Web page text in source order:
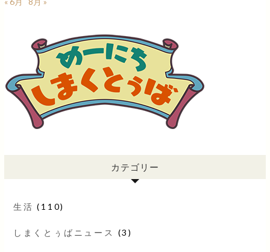
カテゴリー
生活 (110)
しまくとぅばニュース (3)